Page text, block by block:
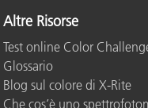
Altre Risorse
Test online Color
Glossario
Blog sul colore di X-Rite
Che cos’è uno